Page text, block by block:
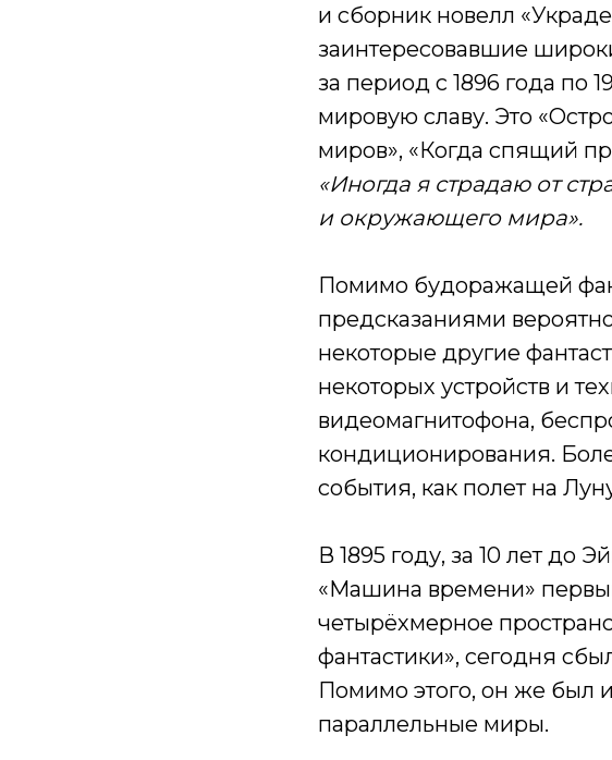
и сборник новелл
заинтересовавшие
за период с 1896 года по
мировую славу. Это
миров», «Когда спящий
«Иногда я страдаю от
и окружающего мира».
Помимо будоражащей
предсказаниями
некоторые другие
некоторых устройств и
видеомагнитофона,
кондиционирования.
события, как полет на
В 1895 году, за 10 лет до
«Машина времени»
четырёхмерное
фантастики», сегодня
Помимо этого, он же был
параллельные миры.